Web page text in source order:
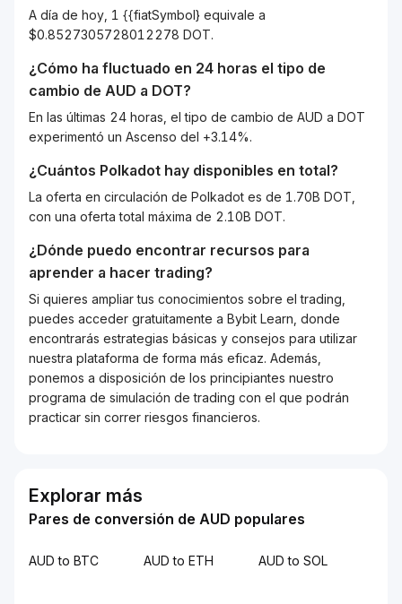
A día de hoy, 1 {{fiatSymbol} equivale a
$0.8527305728012278 DOT.
¿Cómo ha fluctuado en 24 horas el tipo de
cambio de AUD a DOT?
En las últimas 24 horas, el tipo de cambio de AUD a DOT
experimentó un Ascenso del +3.14%.
¿Cuántos Polkadot hay disponibles en total?
La oferta en circulación de Polkadot es de 1.70B DOT,
con una oferta total máxima de 2.10B DOT.
¿Dónde puedo encontrar recursos para
aprender a hacer trading?
Si quieres ampliar tus conocimientos sobre el trading,
puedes acceder gratuitamente a Bybit Learn, donde
encontrarás estrategias básicas y consejos para utilizar
nuestra plataforma de forma más eficaz. Además,
ponemos a disposición de los principiantes nuestro
programa de simulación de trading con el que podrán
practicar sin correr riesgos financieros.
Explorar más
Pares de conversión de AUD populares
AUD to BTC AUD to ETH AUD to SOL